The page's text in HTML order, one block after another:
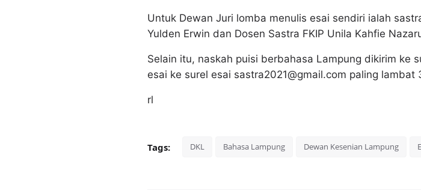
Untuk Dewan Juri lomba menulis esai sendiri ialah
Yulden Erwin dan Dosen Sastra FKIP Unila Kahfie
Selain itu, naskah puisi berbahasa Lampung dikirim ke
esai ke surel esai sastra2021@gmail.com paling lambat
rl
Tags: DKL Bahasa Lampung Dewan Kesenian Lampung